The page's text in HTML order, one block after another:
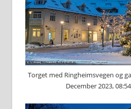
Torget med Ringheimsvegen og
December 2023,